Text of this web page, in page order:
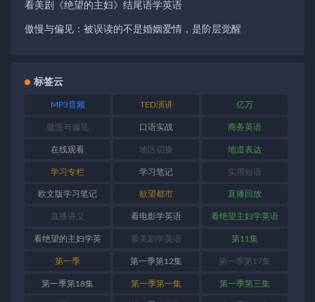
看美剧《绝望的主妇》结尾语学英语
傲慢与偏见：被误读的不是婚姻爱情，是阶层觉醒
标签云
MP3音频 TED演讲 亿万
傲慢与偏见 口语实战 商务英语
在线观看 地区切换 地道表达
学习专栏 学习笔记 实用短语
欧文版学习笔记 欲望都市 直播回放
直播讲义 看电影学英语 看绝望主妇学英语
看绝望的主妇学英
语
看美剧学英语 第11集
第一季 第一季第12集 第一季第17集
第一季第18集 第一季第一集 第一季第三集